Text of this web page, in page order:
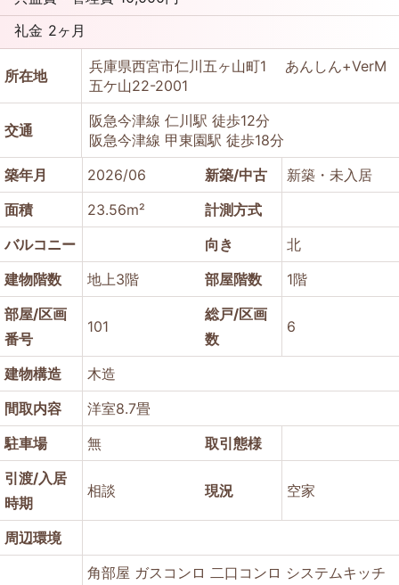
礼金 2ヶ月
所在地
兵庫県西宮市仁川五ヶ山町1 あんしん+VerM
五ケ山22-2001
交通
阪急今津線 仁川駅 徒歩12分
阪急今津線 甲東園駅 徒歩18分
築年月
2026/06 新築/中古
新築・未入居
面積
23.56m²
計測方式
バルコニー
向き
北
建物階数
地上3階 部屋階数
1階
部屋/区画
番号
101
総戸/区画
数
6
建物構造
木造
間取内容
洋室8.7畳
駐車場
無
取引態様
引渡/入居
時期
相談 現況 空家
周辺環境
角部屋 ガスコンロ 二口コンロ システムキッチ